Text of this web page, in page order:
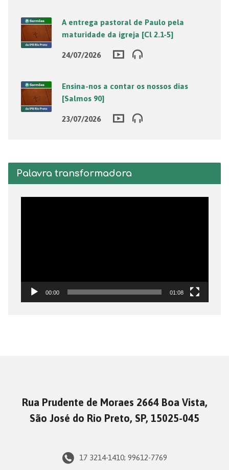
A entrega pastoral de Paulo pela
maturidade da igreja [Cl 2.1-5]
24/07/2026
Ensina-nos a contar os nossos dias
[Salmos 90]
23/07/2026
Palavra transformadora
00:00 01:08
Rua Prudente de Moraes 2664 Boa Vista,
São José do Rio Preto, SP, 15025-045
17 3214-1410; 99612-7769